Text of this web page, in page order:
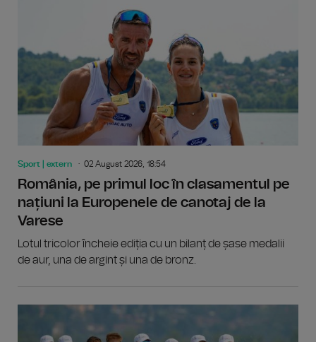
Sport | extern 02 August 2026, 18:54
România, pe primul loc în clasamentul pe
națiuni la Europenele de canotaj de la
Varese
Lotul tricolor încheie ediția cu un bilanț de șase medalii
de aur, una de argint și una de bronz.